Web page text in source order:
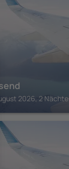
2026, 2 Nächte